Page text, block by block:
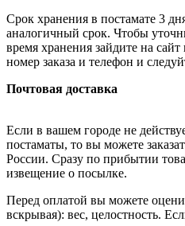
Срок хранения в постамате 3
аналогичный срок. Чтобы
время хранения зайдите на
номер заказа и телефон и
Почтовая доставка
Если в вашем городе не
постаматы, то вы можете
России. Сразу по прибытии
извещение о посылке.
Перед оплатой вы можете
вскрывая): вес, целостность.